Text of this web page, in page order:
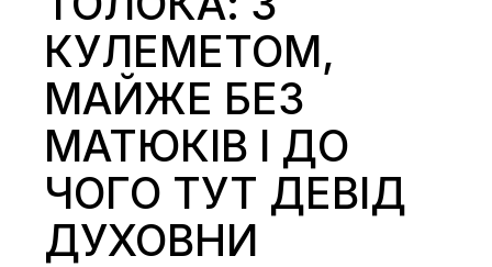
КУЛЕМЕТОМ,
МАЙЖЕ БЕЗ
МАТЮКІВ І ДО
ЧОГО ТУТ ДЕВІД
ДУХОВНИ